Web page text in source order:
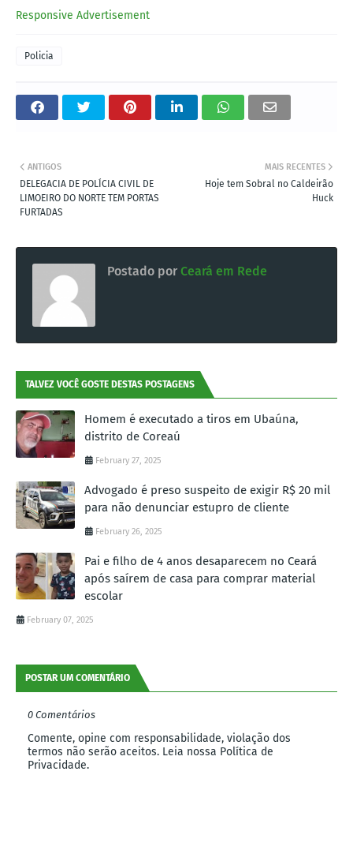
Responsive Advertisement
Policia
MAIS RECENTES
Hoje tem Sobral no Caldeirão
Huck
ANTIGOS
DELEGACIA DE POLÍCIA CIVIL DE
LIMOEIRO DO NORTE TEM PORTAS
FURTADAS
Postado por Ceará em Rede
TALVEZ VOCÊ GOSTE DESTAS POSTAGENS
Homem é executado a tiros em Ubaúna,
distrito de Coreaú
February 27, 2025
Advogado é preso suspeito de exigir R$ 20 mil
para não denunciar estupro de cliente
February 26, 2025
Pai e filho de 4 anos desaparecem no Ceará
após saírem de casa para comprar material
escolar
February 07, 2025
POSTAR UM COMENTÁRIO
0 Comentários
Comente, opine com responsabilidade, violação dos
termos não serão aceitos. Leia nossa Política de
Privacidade.